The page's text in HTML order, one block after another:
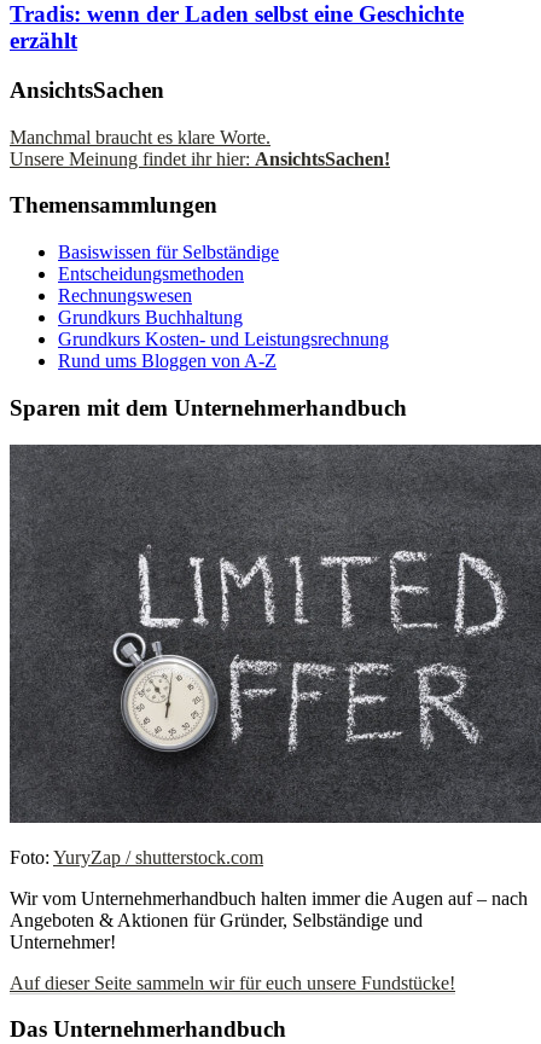
Tradis: wenn der Laden selbst eine Geschichte
erzählt
AnsichtsSachen
Manchmal braucht es klare Worte.
Unsere Meinung findet ihr hier: AnsichtsSachen!
Themensammlungen
Basiswissen für Selbständige
Entscheidungsmethoden
Rechnungswesen
Grundkurs Buchhaltung
Grundkurs Kosten- und Leistungsrechnung
Rund ums Bloggen von A-Z
Sparen mit dem Unternehmerhandbuch
Foto: YuryZap / shutterstock.com
Wir vom Unternehmerhandbuch halten immer die Augen auf – nach
Angeboten & Aktionen für Gründer, Selbständige und
Unternehmer!
Auf dieser Seite sammeln wir für euch unsere Fundstücke!
Das Unternehmerhandbuch